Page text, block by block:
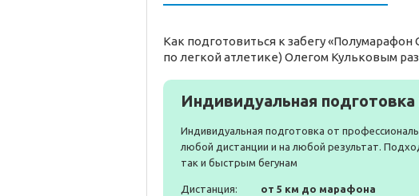
Как подготовиться к забегу
по легкой атлетике) Олегом Кульковым
Индивидуальная подготовка
Индивидуальная подготовка от
любой дистанции и на любой результат.
так и быстрым бегунам
Дистанция:
от 5 км до марафона